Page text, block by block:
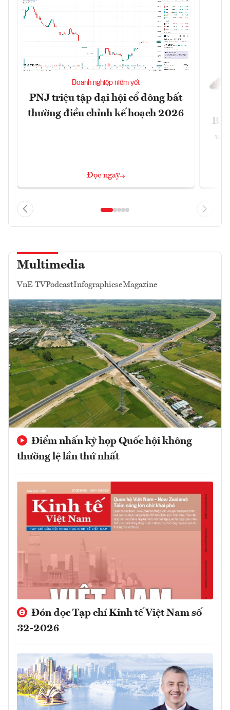
Doanh nghiệp niêm yết
PNJ triệu tập đại hội cổ đông bất
thường điều chỉnh kế hoạch 2026
Đọc ngay
và
Multimedia
VnE TVPodcastInfographicseMagazine
Điểm nhấn kỳ họp Quốc hội không
thường lệ lần thứ nhất
Đón đọc Tạp chí Kinh tế Việt Nam số
32-2026